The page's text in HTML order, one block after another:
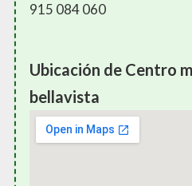
915 084 060
Ubicación de Centro
bellavista